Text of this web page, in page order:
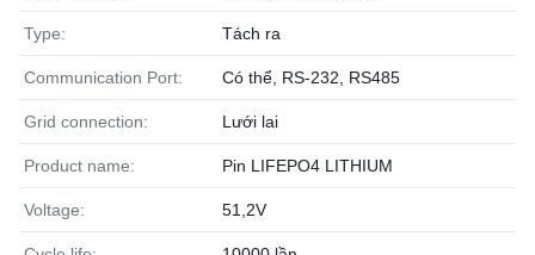
Type: Tách ra
Communication Port: Có thể, RS-232, RS485
Grid connection: Lưới lai
Product name: Pin LIFEPO4 LITHIUM
Voltage: 51,2V